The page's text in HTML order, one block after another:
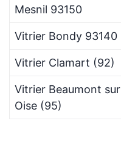
Mesnil 93150
Vitrier Bondy 93140
Vitrier Clamart (92)
Vitrier Beaumont sur
Oise (95)